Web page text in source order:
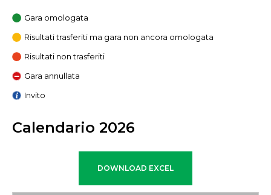
Gara omologata
Risultati trasferiti ma gara non ancora omologata
Risultati non trasferiti
Gara annullata
Invito
Calendario 2026